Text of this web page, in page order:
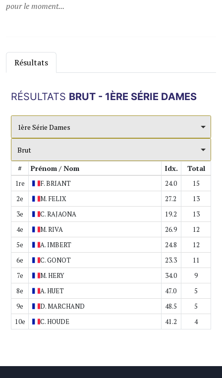
pour le moment...
Résultats
RÉSULTATS BRUT - 1ÈRE SÉRIE DAMES
1ère Série Dames
Brut
#
Prénom / Nom Idx. Total
1re F.BRIANT 24.0
15
2e
M. FELIX 27.2
13
3e
C.RAJAONA 19.2
13
4e
M.RIVA 26.9
12
5e
A.IMBERT 24.8
12
6e
C.GONOT 23.3
11
7e
M.HERY 34.0
9
8e
A.HUET 47.0
5
9e
D.MARCHAND 48.5
5
10e
C.HOUDE 41.2 4